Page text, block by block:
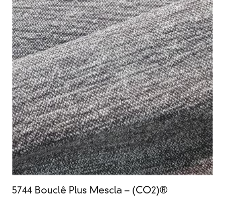
5744 Bouclê Plus Mescla – (CO2)®